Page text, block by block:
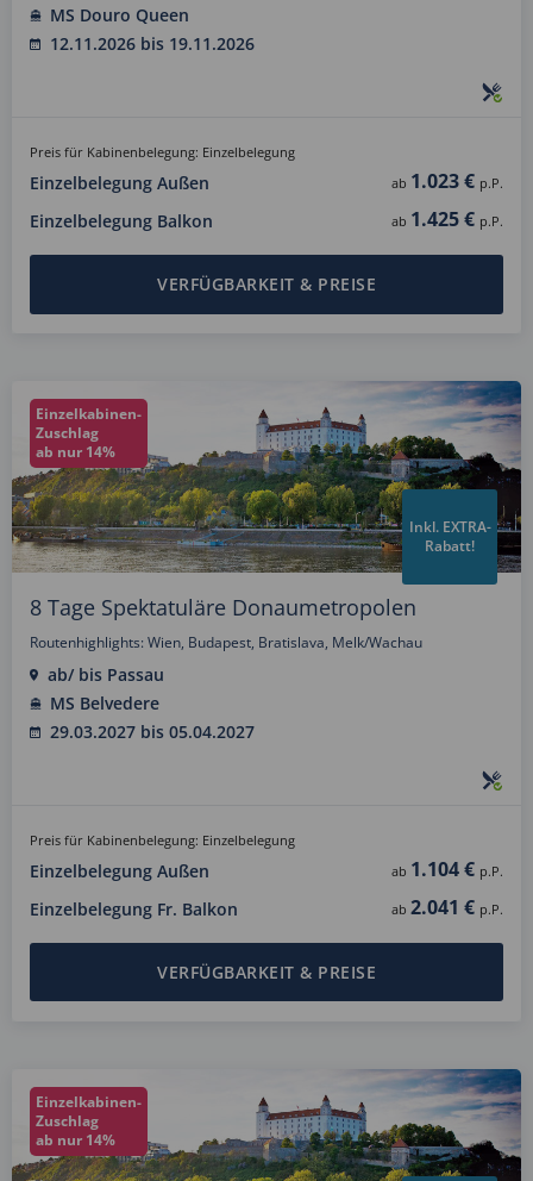
MS Douro Queen
12.11.2026 bis 19.11.2026
Preis für Kabinenbelegung: Einzelbelegung
Einzelbelegung Außen ab 1.023 € p.P.
Einzelbelegung Balkon ab 1.425 € p.P.
VERFÜGBARKEIT & PREISE
Einzelkabinen-
Zuschlag
ab nur 14%
Inkl. EXTRA-
Rabatt!
8 Tage Spektatuläre Donaumetropolen
Routenhighlights: Wien, Budapest, Bratislava, Melk/Wachau
ab/ bis Passau
MS Belvedere
29.03.2027 bis 05.04.2027
Preis für Kabinenbelegung: Einzelbelegung
Einzelbelegung Außen ab 1.104 € p.P.
Einzelbelegung Fr. Balkon ab 2.041 € p.P.
VERFÜGBARKEIT & PREISE
Einzelkabinen-
Zuschlag
ab nur 14%